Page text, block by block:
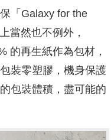
「Galaxy for the
當然也不例外，
的再生紙作為包材，
裝零塑膠，機身保護
包裝體積，盡可能的